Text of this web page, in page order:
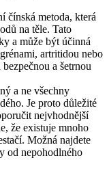
čínská metoda, která
na těle. Tato
a může být účinná
artritidou nebo
a šetrnou
a ne všechny
Je proto důležité
nejvhodnější
že existuje mnoho
Možná najdete
od nepohodlného